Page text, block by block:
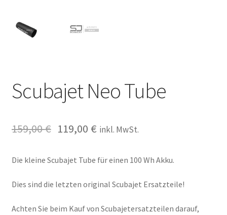
Scubajet Neo Tube
159,00€ 119,00 € inkl. MwSt.
Die kleine Scubajet Tube für einen 100 Wh Akku.
Dies sind die letzten original Scubajet Ersatzteile!
Achten Sie beim Kauf von Scubajetersatzteilen darauf,